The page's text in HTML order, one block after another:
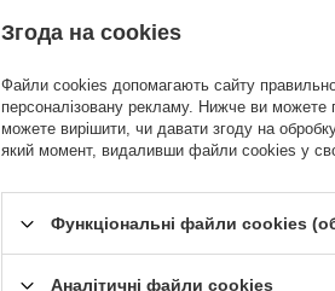
БЕСТСЕЛЕР
HairTry -
лосьйон для
зміцнення
Згода на cookies
Файли cookies допомагають сайту
персоналізовану рекламу. Нижче ви можете
можете вирішити, чи давати згоду на
який момент, видаливши файли cookies у
Функціональні файли cookies
Аналітичні файли cookies